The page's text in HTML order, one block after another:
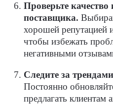
Проверьте качество
поставщика.
хорошей репутацией
чтобы избежать
негативными
Следите за
Постоянно
предлагать клиентам